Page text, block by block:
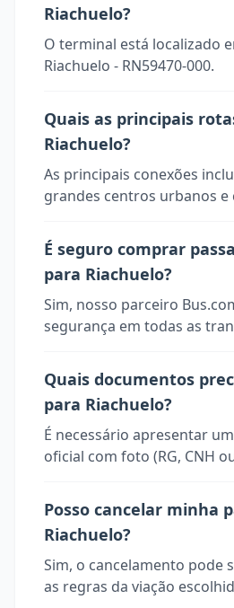
Riachuelo?
O terminal está localizado
Riachuelo - RN59470-000.
Quais as principais
Riachuelo?
As principais conexões
grandes centros urbanos e
É seguro comprar
para Riachuelo?
Sim, nosso parceiro
segurança em todas as
Quais documentos
para Riachuelo?
É necessário apresentar
oficial com foto (RG, CNH
Posso cancelar minha
Riachuelo?
Sim, o cancelamento pode
as regras da viação